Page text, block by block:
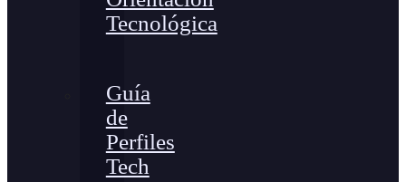
Tecnológica
Guía
de
Perfiles
Tech